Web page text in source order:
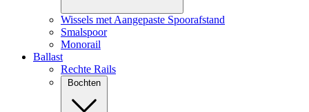
Wissels met Aangepaste Spoorafstand
Smalspoor
Monorail
Ballast
Rechte Rails
Bochten